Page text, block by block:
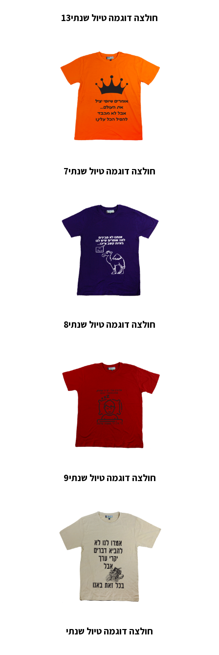
חולצה דוגמה טיול שנתי13
חולצה דוגמה טיול שנתי7
חולצה דוגמה טיול שנתי8
חולצה דוגמה טיול שנתי9
חולצה דוגמה טיול שנתי